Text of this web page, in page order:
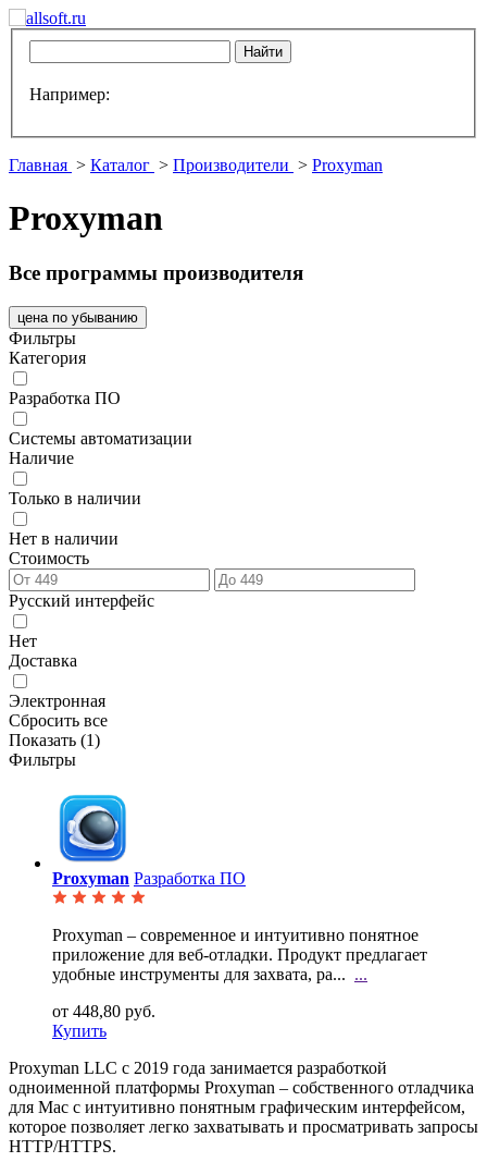
Например:
Главная > Каталог > Производители > Proxyman
Proxyman
Все программы производителя
цена по убыванию
Фильтры
Категория
Разработка ПО
Системы автоматизации
Наличие
Только в наличии
Нет в наличии
Стоимость
Русский интерфейс
Нет
Доставка
Электронная
Сбросить все
Показать (1)
Фильтры
Proxyman Разработка ПО
Proxyman – современное и интуитивно понятное
приложение для веб-отладки. Продукт предлагает
удобные инструменты для захвата, ра... ...
от 448,80 руб.
Купить
Proxyman LLC c 2019 года занимается разработкой
одноименной платформы Proxyman – собственного отладчика
для Mac с интуитивно понятным графическим интерфейсом,
которое позволяет легко захватывать и просматривать запросы
HTTP/HTTPS.